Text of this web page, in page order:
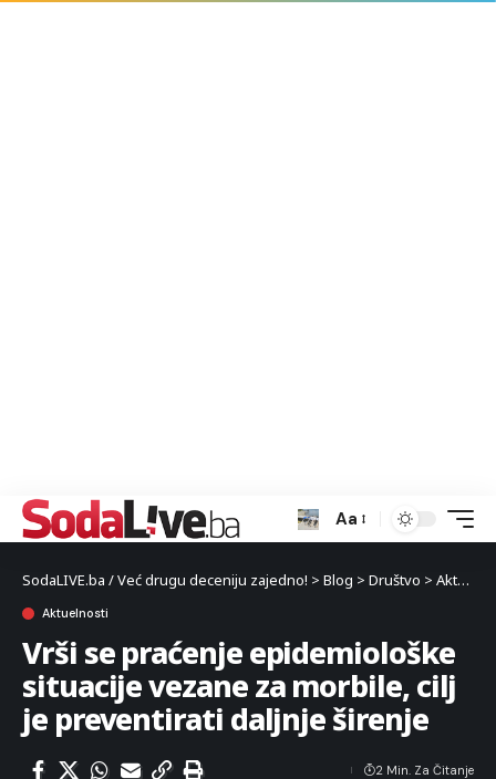
Aa
SodaLIVE.ba / Već drugu deceniju zajedno! > Blog > Društvo > Aktuelnosti
Aktuelnosti
Vrši se praćenje epidemiološke
situacije vezane za morbile, cilj
je preventirati daljnje širenje
2 Min. Za Čitanje